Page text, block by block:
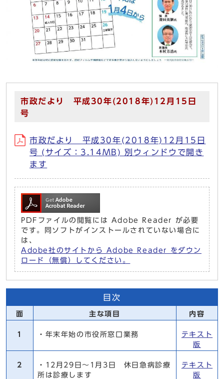
市政だより 平成30年(2018年)12月15日
号
市政だより 平成30年(2018年)12月15日
号 (サイズ：3.14MB) 別ウィンドウで開き
ます
PDFファイルの閲覧には Adobe Reader が必要
です。同ソフトがインストールされていない場合に
は、
Adobe社のサイトから Adobe Reader をダウン
ロード（無償）してください。
目次
面 主な項目 内容
1 ・年末年始の市役所窓口業務
テキスト
版
2
・12月29日～1月3日 休日急病診療
所は診療します
テキスト
版